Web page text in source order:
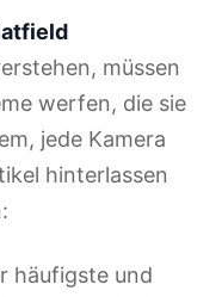
müssen
werfen, die sie
jede Kamera
hinterlassen
häufigste und